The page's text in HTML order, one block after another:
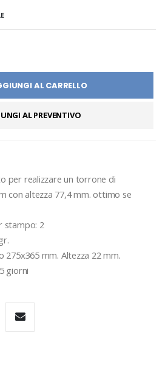
AL CARRELLO
AL PREVENTIVO
per realizzare un torrone di
con altezza 77,4 mm. ottimo se
stampo: 2
275x365 mm. Altezza 22 mm.
giorni